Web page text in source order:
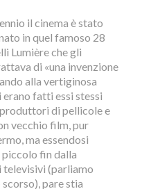
il cinema è stato
in quel famoso 28
Lumière che gli
di «una invenzione
alla vertiginosa
fatti essi stessi
di pellicole e
vecchio film, pur
ma essendosi
fin dalla
(parliamo
pare stia